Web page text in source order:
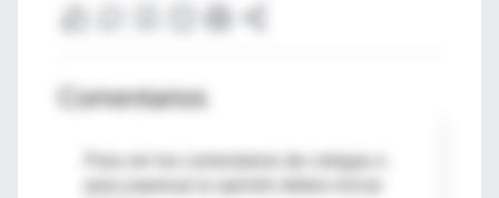
Comentarios
Para ver los comentarios de colegas o